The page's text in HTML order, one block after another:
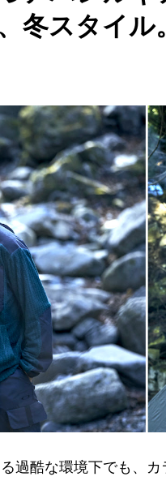
冬スタイル。
過酷な環境下でも、